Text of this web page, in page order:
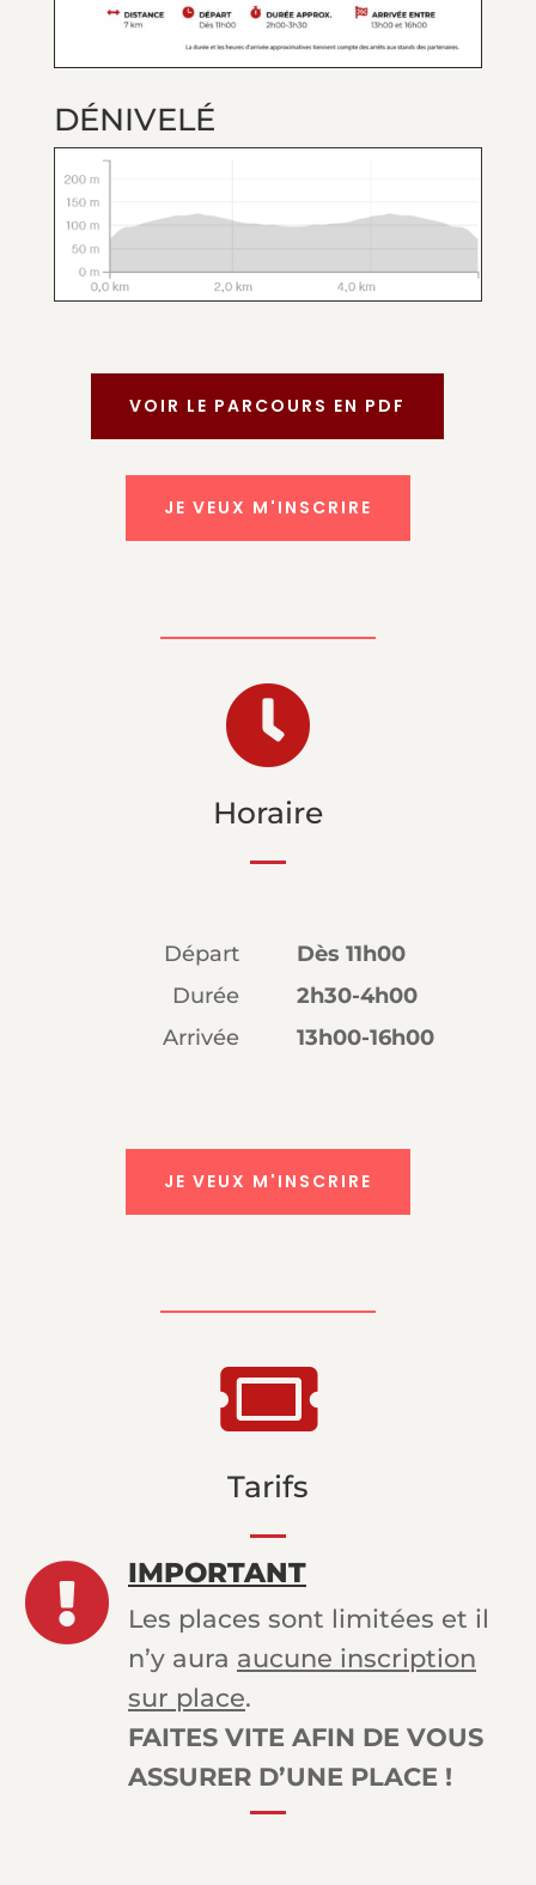
DÉNIVELÉ
VOIR LE PARCOURS EN PDF
JE VEUX M'INSCRIRE

Horaire
Départ
Dès 11h00
Durée
2h30-4h00
Arrivée
13h00-16h00
JE VEUX M'INSCRIRE

Tarifs
 IMPORTANT
Les places sont limitées et il
n’y aura aucune inscription
sur place.
FAITES VITE AFIN DE VOUS
ASSURER D’UNE PLACE !